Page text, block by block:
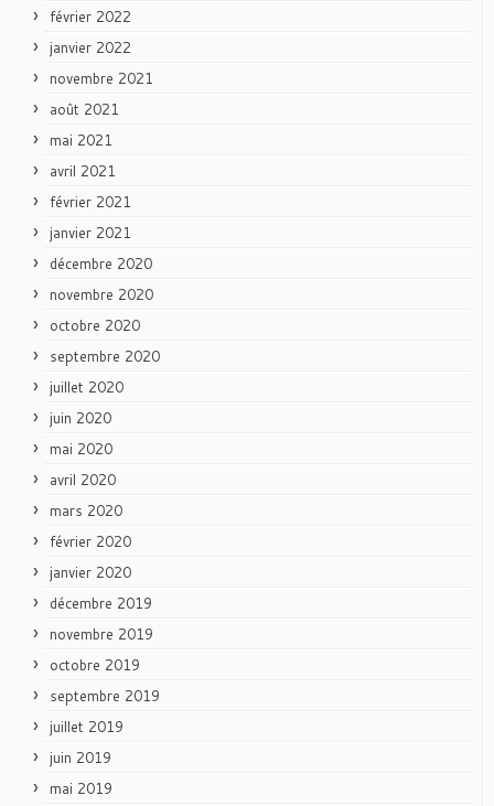
février 2022
janvier 2022
novembre 2021
août 2021
mai 2021
avril 2021
février 2021
janvier 2021
décembre 2020
novembre 2020
octobre 2020
septembre 2020
juillet 2020
juin 2020
mai 2020
avril 2020
mars 2020
février 2020
janvier 2020
décembre 2019
novembre 2019
octobre 2019
septembre 2019
juillet 2019
juin 2019
mai 2019